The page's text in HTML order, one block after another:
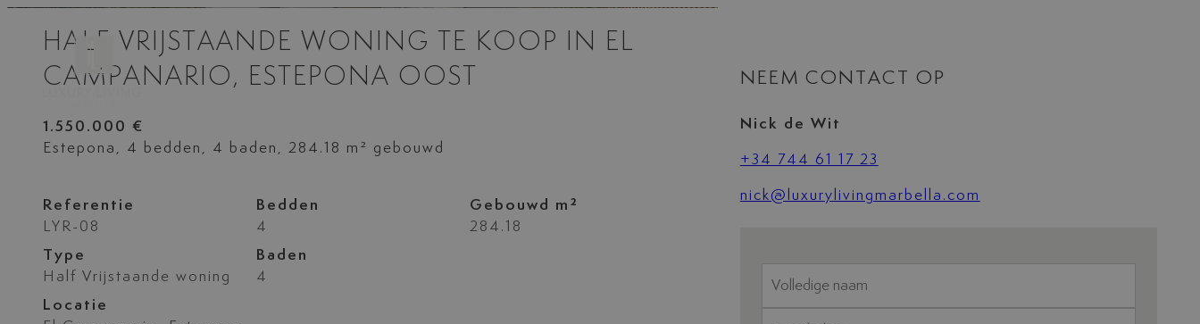
HALF VRIJSTAANDE WONING TE KOOP IN EL
CAMPANARIO, ESTEPONA OOST
1.550.000 €
Estepona, 4 bedden, 4 baden, 284.18 m² gebouwd
Referentie
LYR-08
Type
Half Vrijstaande woning
Locatie
Bedden
4
Baden
4
Gebouwd m²
284.18
NEEM CONTACT OP
Nick de Wit
+34 744 61 17 23
nick@luxurylivingmarbella.com